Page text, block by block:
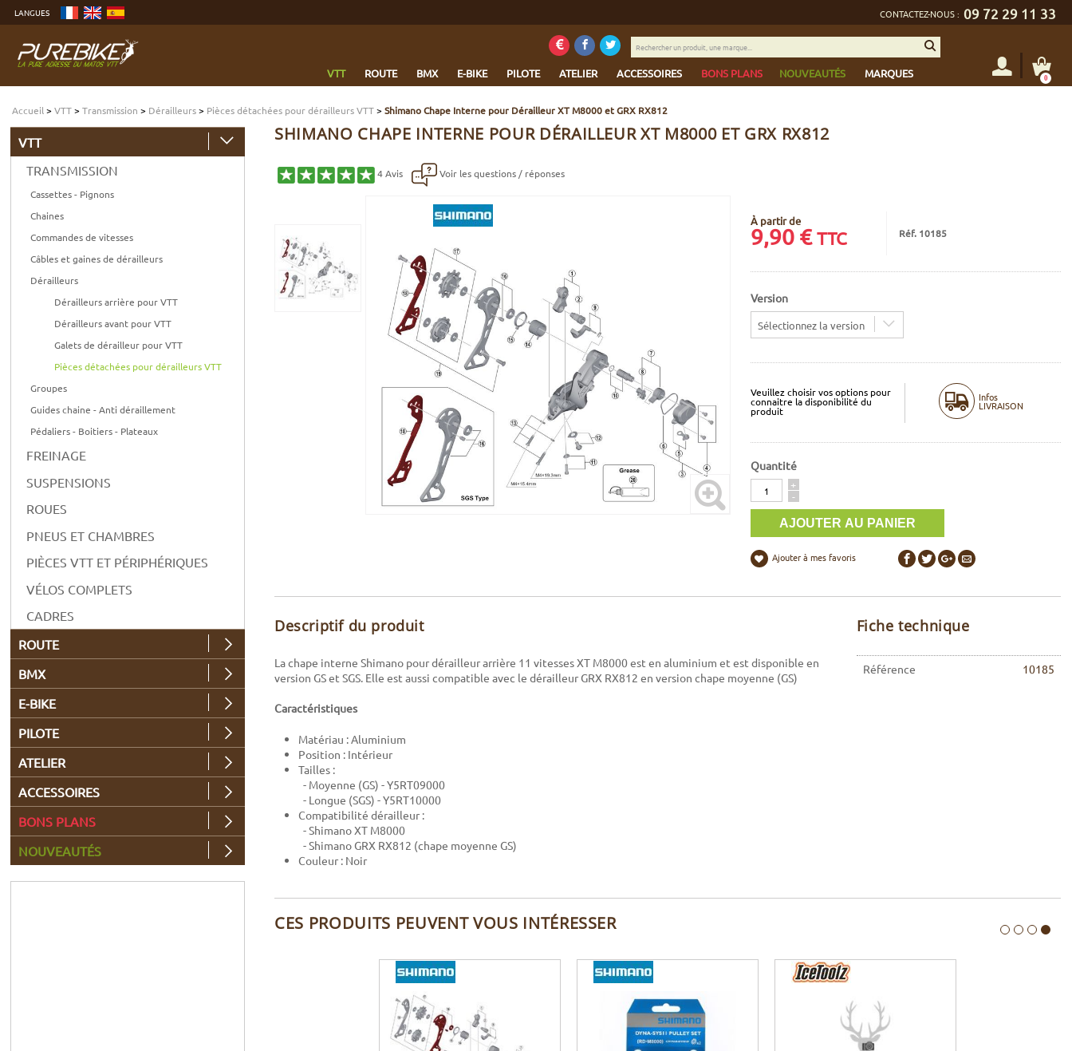
contenu
menu
Aller
CONTACTEZ-NOUS : 09 72 29 11 33
LANGUES
VTT ROUTE BMX E-BIKE PILOTE ATELIER ACCESSOIRES BONS PLANS NOUVEAUTÉS MARQUES
Rechercher
un
une
marque...
0
Accueil >VTT>Transmission > Dérailleurs> Pièces détachées pour dérailleurs VTT>Shimano Chape Interne pour Dérailleur XT M8000 et GRX RX812
SHIMANO CHAPE INTERNE POUR DÉRAILLEUR XT M8000 ET GRX RX812
4Avis Voir les questions / réponses
À partir de
9,90€ TTC Réf. 10185
Version
Sélectionnez la version
Veuillez choisir vos options pour
connaitre la disponibilité du
produit
Infos
LIVRAISON
Quantité
Quantité
+
-
Ajouter à mes favoris
Descriptif du produit
La chape interne Shimano pour dérailleur arrière 11 vitesses XT M8000 est en aluminium et est disponible en
version GS et SGS. Elle est aussi compatible avec le dérailleur GRX RX812 en version chape moyenne (GS)
Caractéristiques
Matériau : Aluminium
Position : Intérieur
Tailles :
- Moyenne (GS) - Y5RT09000
- Longue (SGS) - Y5RT10000
Compatibilité dérailleur :
- Shimano XT M8000
- Shimano GRX RX812 (chape moyenne GS)
Couleur : Noir
Fiche technique
Référence 10185
CES PRODUITS PEUVENT VOUS INTÉRESSER
VTT
TRANSMISSION
Cassettes - Pignons
Chaines
Commandes de vitesses
Câbles et gaines de dérailleurs
Dérailleurs
Dérailleurs arrière pour VTT
Dérailleurs avant pour VTT
Galets de dérailleur pour VTT
Pièces détachées pour dérailleurs VTT
Groupes
Guides chaine - Anti déraillement
Pédaliers - Boitiers - Plateaux
FREINAGE
SUSPENSIONS
ROUES
PNEUS ET CHAMBRES
PIÈCES VTT ET PÉRIPHÉRIQUES
VÉLOS COMPLETS
CADRES
ROUTE
BMX
E-BIKE
PILOTE
ATELIER
ACCESSOIRES
BONS PLANS
NOUVEAUTÉS